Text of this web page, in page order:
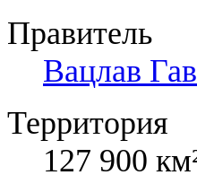
Правитель
Вацлав
Территория
127 900